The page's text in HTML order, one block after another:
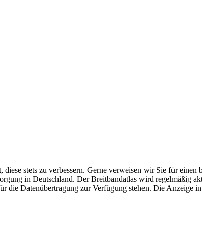
stets zu verbessern. Gerne verweisen wir Sie für einen
in Deutschland. Der Breitbandatlas wird regelmäßig
Datenübertragung zur Verfügung stehen. Die Anzeige